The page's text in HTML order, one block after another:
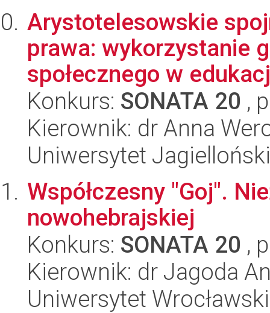
Arystotelesowskie
prawa: wykorzystanie
społecznego w
Konkurs: SONATA 20 ,
Kierownik: dr Anna
Uniwersytet Jagielloński
Współczesny "Goj".
nowohebrajskiej
Konkurs: SONATA 20 ,
Kierownik: dr Jagoda
Uniwersytet Wrocławski